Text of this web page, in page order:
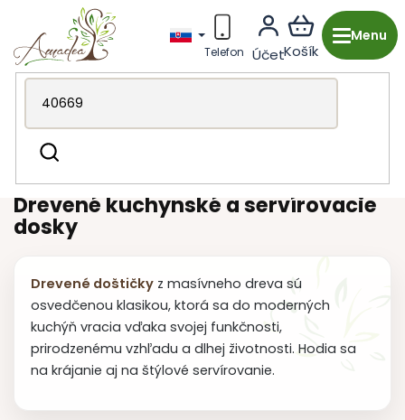
obsah
Hľadať
Drevená výroba z Česka
Dosky
Drevené kuchynské a servírovacie
dosky
Drevené doštičky z masívneho dreva sú
osvedčenou klasikou, ktorá sa do moderných
kuchýň vracia vďaka svojej funkčnosti,
prirodzenému vzhľadu a dlhej životnosti. Hodia sa
na krájanie aj na štýlové servírovanie.